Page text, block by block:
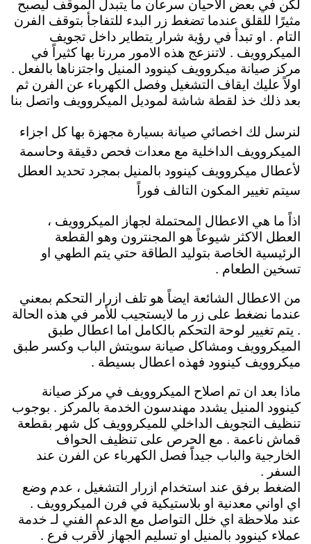
لكن في بعض الاحيان سرعان ما يتبدل الموقف ليصبح
مثيرًا للقلق عندما تضغط زر البدء للتفاجأ بتوقف الفرن
التام . او تبدأ في رؤية شرار يتطاير داخل تجويف
الميكروويف . لاتنزعج هذه الامور مررنا بها كثيراً في
مركز صيانة ميكروويف كينوود المنيل واجتزناها بالفعل .
اولاً عليك ايقاف التشغيل وفصل الكهرباء عن الفرن ثم
بعد ذلك خذ لقطة شاشة لموديل الميكروويف واتصل بنا
لنرسل لك اخصائي صيانة بسيارة مجهزة بها كل اجزاء
الميكروويف الداخلية مع معدات فحص دقيقة وحاسمة
لأعطال ميكروويف كينوود بالمنيل بمجرد تحديد العطل
سيتم تغيير المكون التالف فوراً
اذاً ما هي الاعطال المحتملة لجهاز الميكروويف ،
العطل الاكثر شيوعاً هو المجنترون وهو القطعة
الرئيسية الخاصة بتوليد الطاقة حتي يتم الطهي او
تسخين الطعام .
من الاعطال الشائعة ايضاً هو تلف ازرار التحكم بمعني
عندما نضغط على زر ما لايستجيب للأمر في هذه الحالة
. يتم تغيير لوحة التحكم بالكامل اما اعطال طبق
الميكروويف ومشاكل صيانة سويتش الباب وكسر طبق
ميكروويف كينوود فهذه اعطال بسيطة .
ماذا بعد ان تم اصلاح الميكروويف في مركز صيانة
كينوود المنيل يشدد مهندسون الخدمة بالمركز . بوجوب
تنظيف التجويف الداخلي للميكروويف كل شهر بقطعة
قماش ناعمة . مع الحرص على تنظيف الحواف
الخارجية والباب جيداًَ فصل الكهرباء عن الفرن عند
السفر .
الضغط برفق عند استخدام ازرار التشغيل ، عدم وضع
اي اواني معدنية او بلاستيكية في فرن الميكروويف .
عند ملاحظة اي خلل التواصل مع الدعم الفني لـ خدمة
عملاء كينوود بالمنيل او تسليم الجهاز لأقرب فرع .